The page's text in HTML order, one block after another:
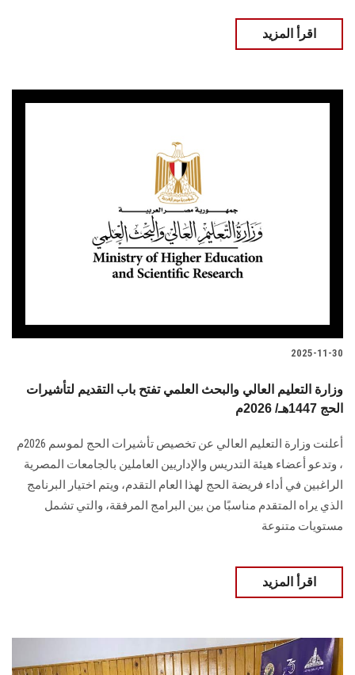
اقرأ المزيد
2025-11-30
وزارة التعليم العالي والبحث العلمي تفتح باب التقديم لتأشيرات
الحج 1447هـ/ 2026م
أعلنت وزارة التعليم العالي عن تخصيص تأشيرات الحج لموسم 2026م
، وتدعو أعضاء هيئة التدريس والإداريين العاملين بالجامعات المصرية
الراغبين في أداء فريضة الحج لهذا العام التقدم، ويتم اختيار البرنامج
الذي يراه المتقدم مناسبًا من بين البرامج المرفقة، والتي تشمل
مستويات متنوعة
اقرأ المزيد